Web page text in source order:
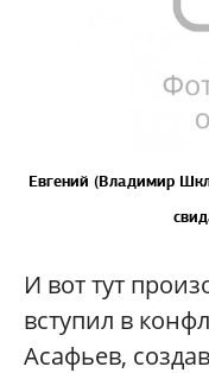
Евгений (Владимир
И вот тут
вступил в
Асафьев,